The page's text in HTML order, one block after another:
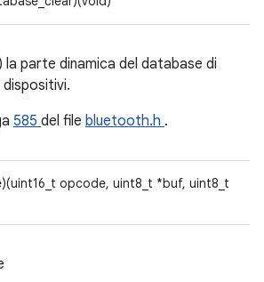
la parte dinamica del database di
585 del file bluetooth.h .
opcode, uint8_t *buf, uint8_t